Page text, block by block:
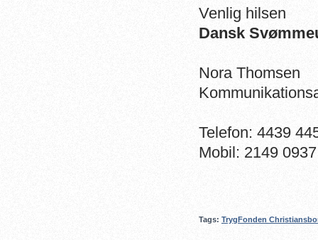
Venlig hilsen
Dansk
Nora Thomsen
Telefon: 4439
Mobil: 2149 0937
Tags: TrygFonden